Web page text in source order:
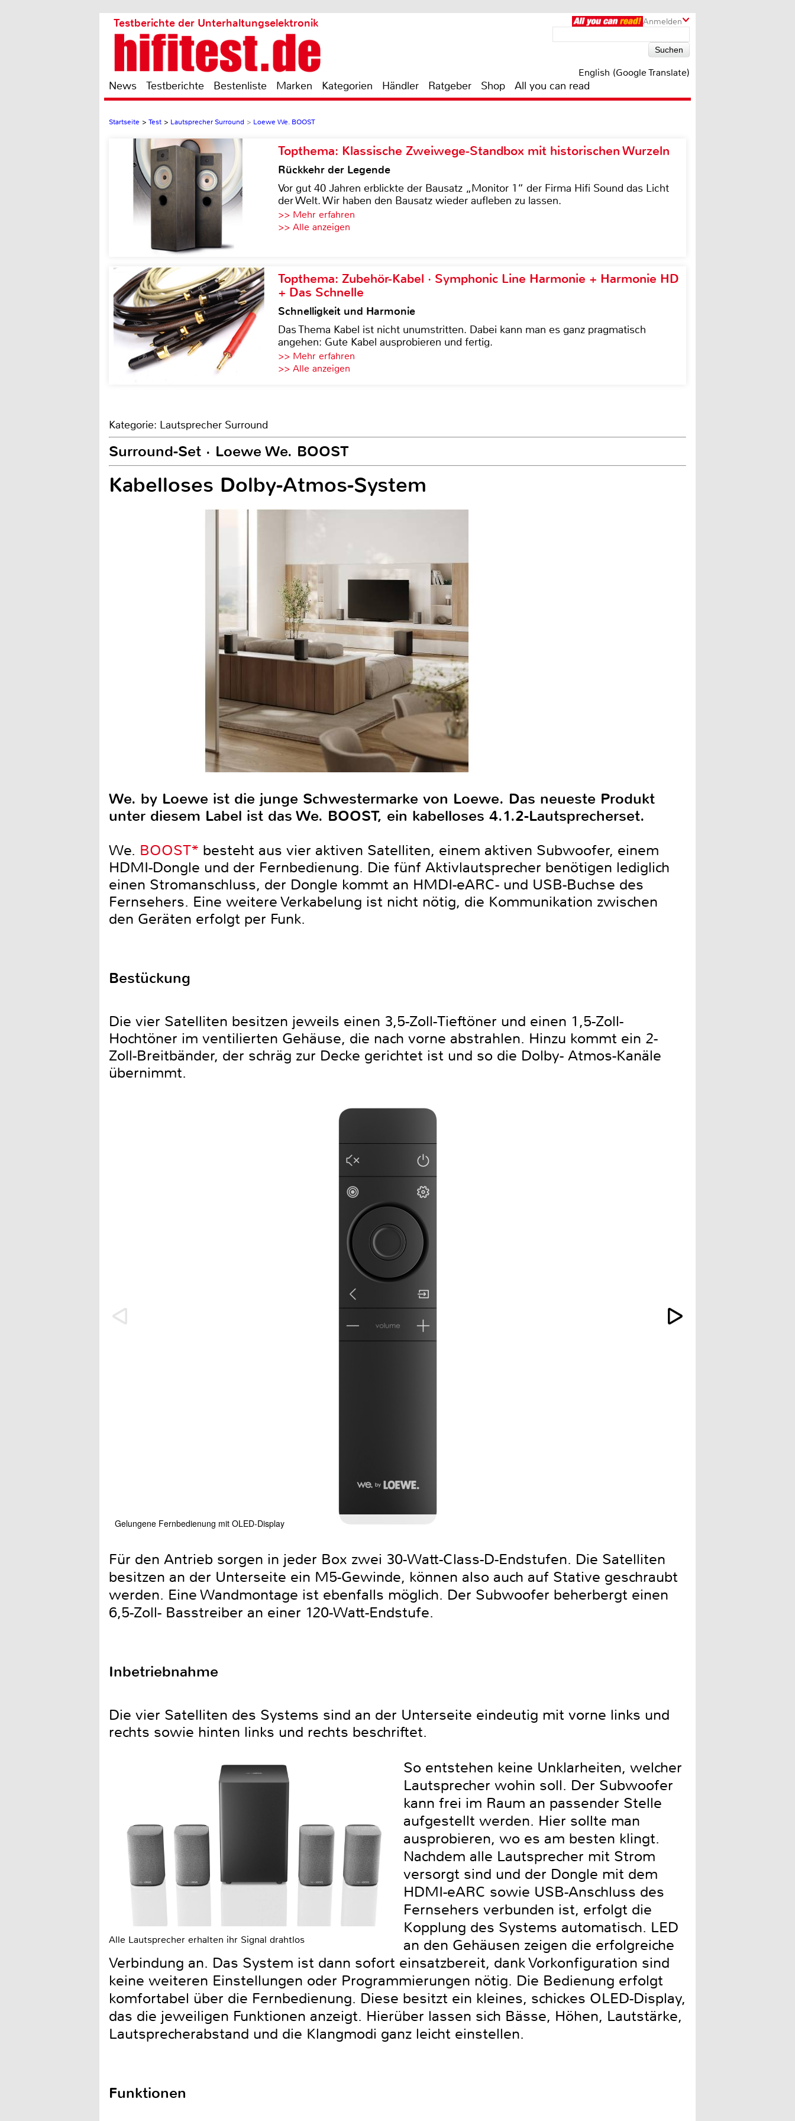
Anmelden
Testberichte der Unterhaltungselektronik
English (Google Translate)
News Testberichte Bestenliste Marken Kategorien Händler Ratgeber Shop All you can read
Startseite > Test > Lautsprecher Surround > Loewe We. BOOST
Topthema: Klassische Zweiwege-Standbox mit historischen Wurzeln
Rückkehr der Legende
Vor gut 40 Jahren erblickte der Bausatz „Monitor 1“ der Firma Hifi Sound das Licht
der Welt. Wir haben den Bausatz wieder aufleben zu lassen.
>> Mehr erfahren
>> Alle anzeigen
Topthema: Zubehör-Kabel · Symphonic Line Harmonie + Harmonie HD
+ Das Schnelle
Schnelligkeit und Harmonie
Das Thema Kabel ist nicht unumstritten. Dabei kann man es ganz pragmatisch
angehen: Gute Kabel ausprobieren und fertig.
>> Mehr erfahren
>> Alle anzeigen
Kategorie: Lautsprecher Surround
Surround-Set · Loewe We. BOOST
Kabelloses Dolby-Atmos-System
We. by Loewe ist die junge Schwestermarke von Loewe. Das neueste Produkt
unter diesem Label ist das We. BOOST, ein kabelloses 4.1.2-Lautsprecherset.
We. BOOST* besteht aus vier aktiven Satelliten, einem aktiven Subwoofer, einem
HDMI-Dongle und der Fernbedienung. Die fünf Aktivlautsprecher benötigen lediglich
einen Stromanschluss, der Dongle kommt an HMDI-eARC- und USB-Buchse des
Fernsehers. Eine weitere Verkabelung ist nicht nötig, die Kommunikation zwischen
den Geräten erfolgt per Funk.
Bestückung
Die vier Satelliten besitzen jeweils einen 3,5-Zoll-Tieftöner und einen 1,5-Zoll-
Hochtöner im ventilierten Gehäuse, die nach vorne abstrahlen. Hinzu kommt ein 2-
Zoll-Breitbänder, der schräg zur Decke gerichtet ist und so die Dolby- Atmos-Kanäle
übernimmt.
Gelungene Fernbedienung mit OLED-Display
Für den Antrieb sorgen in jeder Box zwei 30-Watt-Class-D-Endstufen. Die Satelliten
besitzen an der Unterseite ein M5-Gewinde, können also auch auf Stative geschraubt
werden. Eine Wandmontage ist ebenfalls möglich. Der Subwoofer beherbergt einen
6,5-Zoll- Basstreiber an einer 120-Watt-Endstufe.
Inbetriebnahme
Die vier Satelliten des Systems sind an der Unterseite eindeutig mit vorne links und
rechts sowie hinten links und rechts beschriftet.
Alle Lautsprecher erhalten ihr Signal drahtlos
So entstehen keine Unklarheiten, welcher
Lautsprecher wohin soll. Der Subwoofer
kann frei im Raum an passender Stelle
aufgestellt werden. Hier sollte man
ausprobieren, wo es am besten klingt.
Nachdem alle Lautsprecher mit Strom
versorgt sind und der Dongle mit dem
HDMI-eARC sowie USB-Anschluss des
Fernsehers verbunden ist, erfolgt die
Kopplung des Systems automatisch. LED
an den Gehäusen zeigen die erfolgreiche
Verbindung an. Das System ist dann sofort einsatzbereit, dank Vorkonfiguration sind
keine weiteren Einstellungen oder Programmierungen nötig. Die Bedienung erfolgt
komfortabel über die Fernbedienung. Diese besitzt ein kleines, schickes OLED-Display,
das die jeweiligen Funktionen anzeigt. Hierüber lassen sich Bässe, Höhen, Lautstärke,
Lautsprecherabstand und die Klangmodi ganz leicht einstellen.
Funktionen